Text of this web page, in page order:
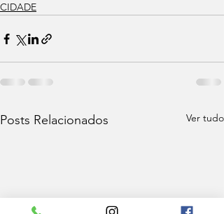
CIDADE
Posts Relacionados Ver tudo